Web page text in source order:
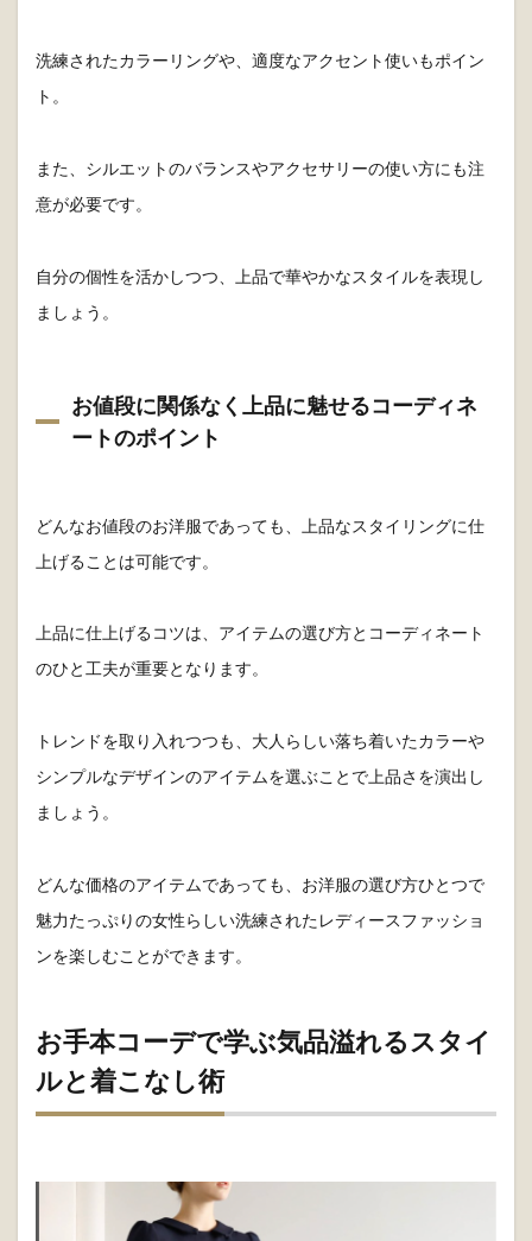
洗練されたカラーリングや、適度なアクセント使いもポイン
ト。
また、シルエットのバランスやアクセサリーの使い方にも注
意が必要です。
自分の個性を活かしつつ、上品で華やかなスタイルを表現し
ましょう。
お値段に関係なく上品に魅せるコーディネ
ートのポイント
どんなお値段のお洋服であっても、上品なスタイリングに仕
上げることは可能です。
上品に仕上げるコツは、アイテムの選び方とコーディネート
のひと工夫が重要となります。
トレンドを取り入れつつも、大人らしい落ち着いたカラーや
シンプルなデザインのアイテムを選ぶことで上品さを演出し
ましょう。
どんな価格のアイテムであっても、お洋服の選び方ひとつで
魅力たっぷりの女性らしい洗練されたレディースファッショ
ンを楽しむことができます。
お手本コーデで学ぶ気品溢れるスタイ
ルと着こなし術